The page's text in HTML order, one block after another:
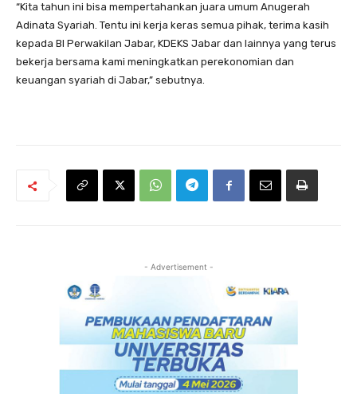
“Kita tahun ini bisa mempertahankan juara umum Anugerah
Adinata Syariah. Tentu ini kerja keras semua pihak, terima kasih
kepada BI Perwakilan Jabar, KDEKS Jabar dan lainnya yang terus
bekerja bersama kami meningkatkan perekonomian dan
keuangan syariah di Jabar,” sebutnya.
- Advertisement -